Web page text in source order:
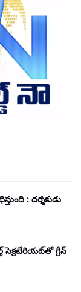
: దర్శకుడు
సెక్రటేరియట్‌తో గ్రీన్